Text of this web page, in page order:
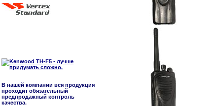
В нашей компании вся продукция
проходит обязательный
предпродажный контроль
качества.